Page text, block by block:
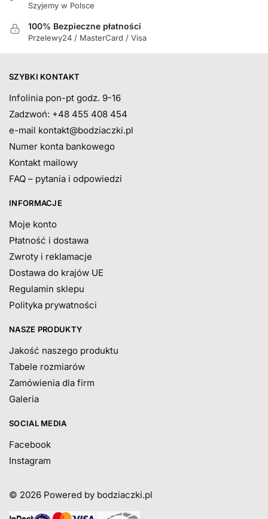
Szyjemy w Polsce
100% Bezpieczne płatności
Przelewy24 / MasterCard / Visa
SZYBKI KONTAKT
Infolinia pon-pt godz. 9-16
Zadzwoń: +48 455 408 454
e-mail kontakt@bodziaczki.pl
Numer konta bankowego
Kontakt mailowy
FAQ – pytania i odpowiedzi
INFORMACJE
Moje konto
Płatność i dostawa
Zwroty i reklamacje
Dostawa do krajów UE
Regulamin sklepu
Polityka prywatności
NASZE PRODUKTY
Jakość naszego produktu
Tabele rozmiarów
Zamówienia dla firm
Galeria
SOCIAL MEDIA
Facebook
Instagram
© 2026 Powered by bodziaczki.pl